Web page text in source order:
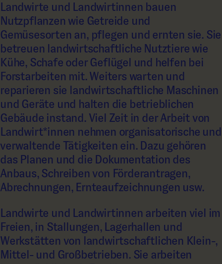
Landwirte und Landwirtinnen bauen
Nutzpflanzen wie Getreide und
Gemüsesorten an, pflegen und ernten sie. Sie
betreuen landwirtschaftliche Nutztiere wie
Kühe, Schafe oder Geflügel und helfen bei
Forstarbeiten mit. Weiters warten und
reparieren sie landwirtschaftliche Maschinen
und Geräte und halten die betrieblichen
Gebäude instand. Viel Zeit in der Arbeit von
Landwirt*innen nehmen organisatorische und
verwaltende Tätigkeiten ein. Dazu gehören
das Planen und die Dokumentation des
Anbaus, Schreiben von Förderantragen,
Abrechnungen, Ernteaufzeichnungen usw.
Landwirte und Landwirtinnen arbeiten viel im
Freien, in Stallungen, Lagerhallen und
Werkstätten von landwirtschaftlichen Klein-,
Mittel- und Großbetrieben. Sie arbeiten